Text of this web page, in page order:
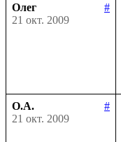
Олег
#
21 окт. 2009
О.А.
#
21 окт. 2009